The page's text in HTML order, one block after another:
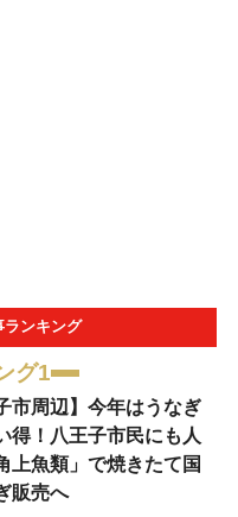
ランキング
グ1
市周辺】今年はうなぎ
得！八王子市民にも人
上魚類」で焼きたて国
販売へ